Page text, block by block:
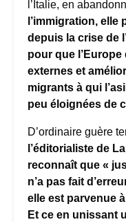
l’Italie, en
l’immigration,
depuis la crise de
pour que
externes et
migrants à qui
peu éloignées de
D’ordinaire guère
l’éditorialiste de
reconnaît que «
n’a pas fait
elle est parvenue
Et ce en unissant